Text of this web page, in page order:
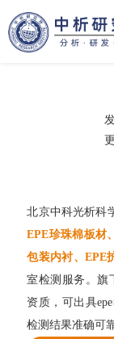
北京中科光析科
EPE珍珠棉板材
包装内衬、EPE
室检测服务。旗
资质，可出具
检测结果准确可